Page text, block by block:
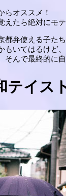
らオススメ！
たら絶対にモテ
弁使える子たち
いてはるけど
んで最終的に
イス